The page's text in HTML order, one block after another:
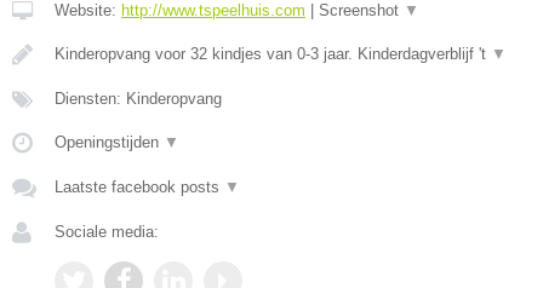
Website: http://www.tspeelhuis.com Screenshot ▼
Kinderopvang voor 32 kindjes van 0-3 jaar. Kinderdagverblijf 't ▼
Diensten: Kinderopvang
Openingstijden ▼
Laatste facebook posts ▼
Sociale media: